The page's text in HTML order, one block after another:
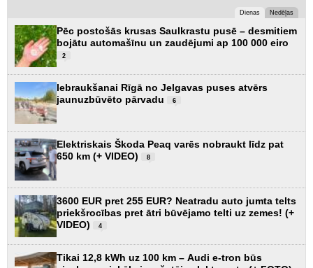
Dienas Nedēļas
Pēc postošās krusas Saulkrastu pusē – desmitiem
bojātu automašīnu un zaudējumi ap 100 000 eiro
2
Iebraukšanai Rīgā no Jelgavas puses atvērs
jaunuzbūvēto pārvadu
6
Elektriskais Škoda Peaq varēs nobraukt līdz pat
650 km (+ VIDEO)
8
3600 EUR pret 255 EUR? Neatradu auto jumta telts
priekšrocības pret ātri būvējamo telti uz zemes! (+
VIDEO)
4
Tikai 12,8 kWh uz 100 km – Audi e-tron būs